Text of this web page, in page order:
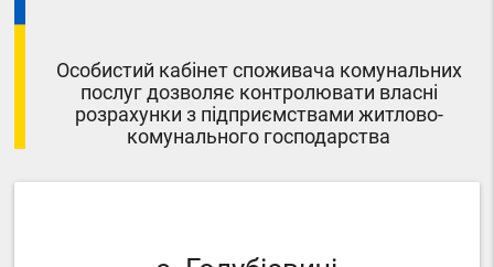
Особистий кабінет споживача комунальних
послуг дозволяє контролювати власні
розрахунки з підприємствами житлово-
комунального господарства